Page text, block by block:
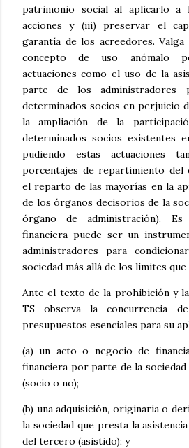
patrimonio social al aplicarlo a
acciones y (iii) preservar el
garantía de los acreedores.
concepto de uso anómalo
actuaciones como el uso de la
parte de los administradores
determinados socios en perjuicio
la ampliación de la
determinados socios existentes
pudiendo estas actuaciones
porcentajes de repartimiento del
el reparto de las mayorías en la
de los órganos decisorios de la
órgano de administración).
financiera puede ser un
administradores para
sociedad más allá de los límites
Ante el texto de la prohibición y
TS observa la concurrencia
presupuestos esenciales para su
(a) un acto o negocio de
financiera por parte de la
(socio o no);
(b) una adquisición, originaria o
la sociedad que presta la
del tercero (asistido); y